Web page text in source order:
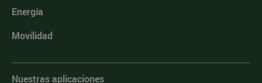
Energía
Movilidad
Nuestras aplicaciones